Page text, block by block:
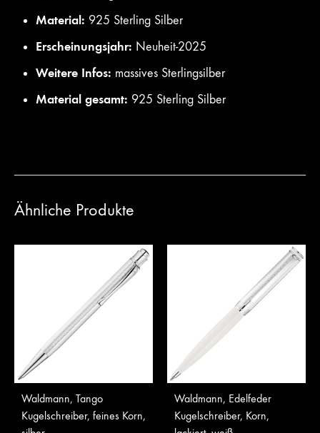
Material: 925 Sterling Silber
Erscheinungsjahr: Neuheit-2025
Weitere Infos: massives Sterlingsilber
Material gesamt: 925 Sterling Silber
Ähnliche Produkte
Waldmann, Tango
Kugelschreiber, feines Korn,
Waldmann, Edelfeder
Kugelschreiber, Korn,